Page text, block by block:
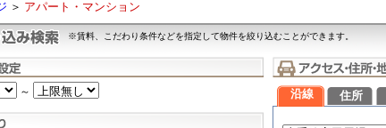
＞ アパート・マンション
※賃料、こだわり条件などを指定して物件を絞り込むことができます。
～ 沿線 住所